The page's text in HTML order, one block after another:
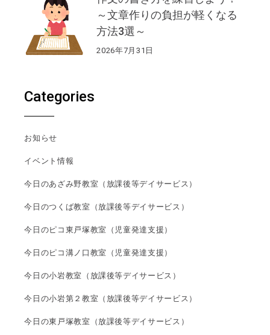
～文章作りの負担が軽くなる
方法3選～
2026年7月31日
Categories
お知らせ
イベント情報
今日のあざみ野教室（放課後等デイサービス）
今日のつくば教室（放課後等デイサービス）
今日のピコ東戸塚教室（児童発達支援）
今日のピコ溝ノ口教室（児童発達支援）
今日の小岩教室（放課後等デイサービス）
今日の小岩第２教室（放課後等デイサービス）
今日の東戸塚教室（放課後等デイサービス）